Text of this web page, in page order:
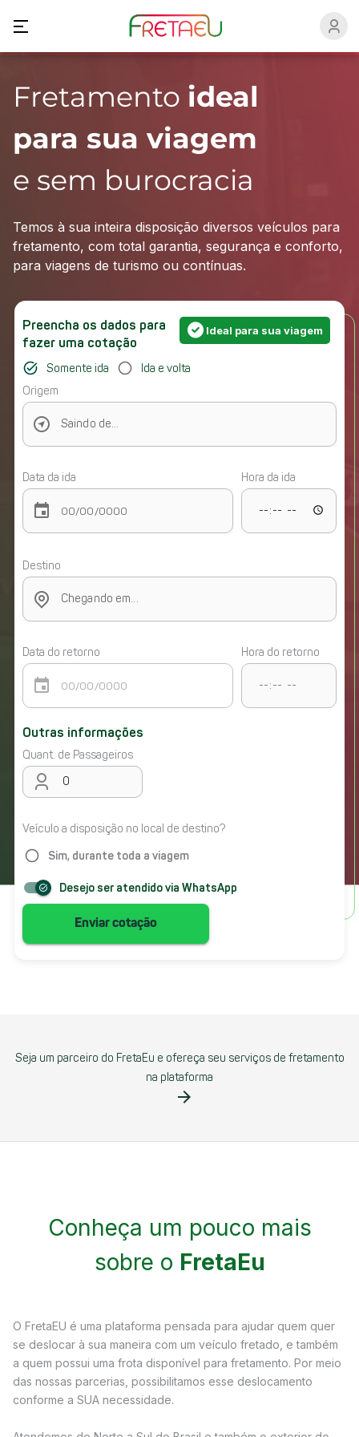
Fretamento ideal
para sua viagem
e sem burocracia
Temos à sua inteira disposição diversos veículos para
fretamento, com total garantia, segurança e conforto,
para viagens de turismo ou contínuas.
Preencha os dados para
fazer uma cotação
Ideal para sua viagem
task_alt Somente ida panorama_fish_eye
Ida e volta
Origem
Data da ida
event
Hora da ida
Destino
Data do retorno
event
Hora do retorno
Outras informações
Quant. de Passageiros
Veículo a disposição no local de destino?
panorama_fish_eye Sim, durante toda a viagem
task_alt Desejo ser atendido via WhatsApp
Enviar cotação
Seja um parceiro do FretaEu e ofereça seu serviços de fretamento
na plataforma
arrow_forward
Conheça um pouco mais
sobre o FretaEu
O FretaEU é uma plataforma pensada para ajudar quem quer
se deslocar à sua maneira com um veículo fretado, e também
a quem possui uma frota disponível para fretamento. Por meio
das nossas parcerias, possibilitamos esse deslocamento
conforme a SUA necessidade.